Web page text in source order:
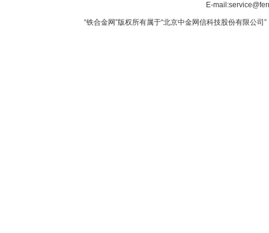
E-
“铁合金网”版权所有属于“北京中金网信科技股份有限公司